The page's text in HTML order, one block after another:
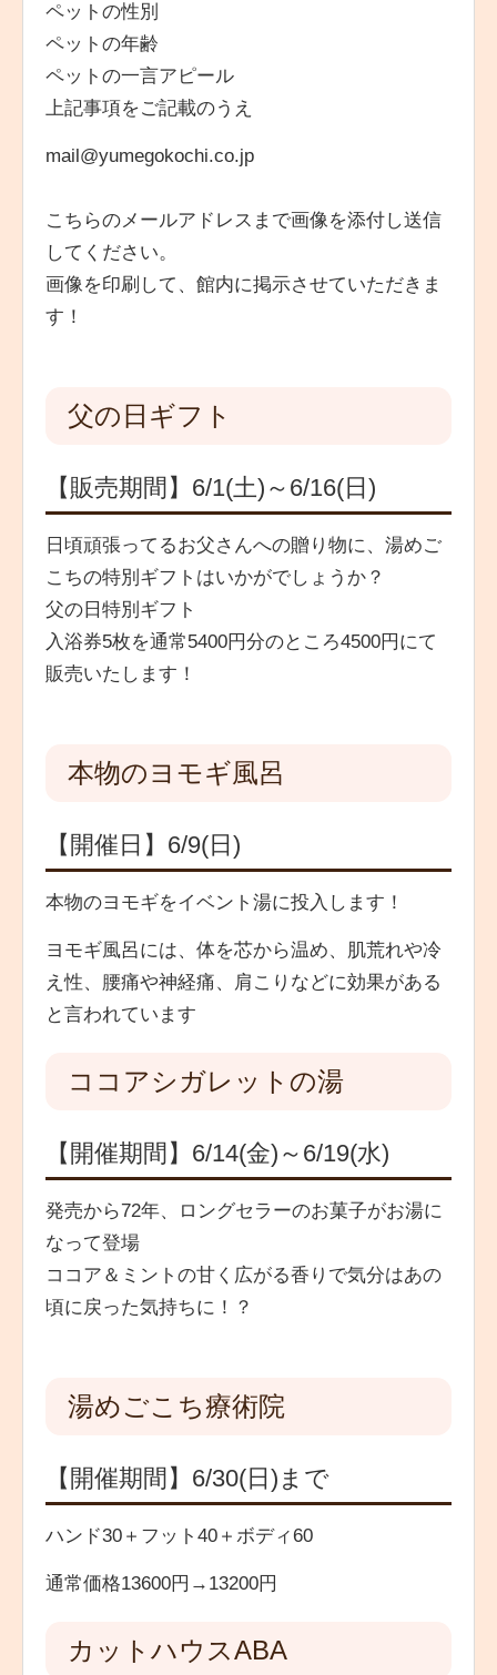
ペットの性別
ペットの年齢
ペットの一言アピール
上記事項をご記載のうえ
mail@yumegokochi.co.jp
こちらのメールアドレスまで画像を添付し送信
してください。
画像を印刷して、館内に掲示させていただきま
す！
父の日ギフト
【販売期間】6/1(土)～6/16(日)
日頃頑張ってるお父さんへの贈り物に、湯めご
こちの特別ギフトはいかがでしょうか？
父の日特別ギフト
入浴券5枚を通常5400円分のところ4500円にて
販売いたします！
本物のヨモギ風呂
【開催日】6/9(日)
本物のヨモギをイベント湯に投入します！
ヨモギ風呂には、体を芯から温め、肌荒れや冷
え性、腰痛や神経痛、肩こりなどに効果がある
と言われています
ココアシガレットの湯
【開催期間】6/14(金)～6/19(水)
発売から72年、ロングセラーのお菓子がお湯に
なって登場
ココア＆ミントの甘く広がる香りで気分はあの
頃に戻った気持ちに！？
湯めごこち療術院
【開催期間】6/30(日)まで
ハンド30＋フット40＋ボディ60
通常価格13600円→13200円
カットハウスABA